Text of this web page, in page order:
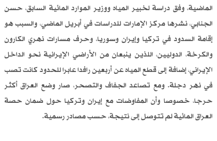
الماضية، وفق دراسة لخبير المياه ووزير الموارد المائية السابق، حسن
الجنابي، نشرها مركز الإمارات للدراسات في أبريل الماضي، والسبب هو
إقامة السدود في تركيا وإيران وسوريا، وحرف مسارات نهري الكارون
والكرخة، الدوليين، اللذين ينبعان من الأراضي الإيرانية نحو الداخل
الإيراني، إضافة إلى قطع المياه عن أربعين رافدا عابرا للحدود كانت تصب
في نهر دجلة. ومع تصاعد الجفاف والتصحر، صار وضع العراق أكثر
حرجا، خصوصا وأن المفاوضات مع إيران وتركيا حول ضمان حصة
العراق المائية لم تتوصل إلى نتيجة، حسب مصادر رسمية.